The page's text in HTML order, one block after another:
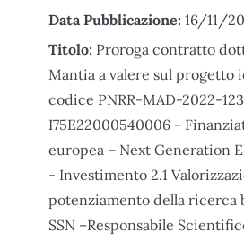
Data Pubblicazione: 16/11/
Titolo: Proroga contratto
Mantia a valere sul progetto
codice PNRR-MAD-2022-
I75E22000540006 -
europea – Next Generation
- Investimento 2.1
potenziamento della ricerca
SSN –Responsabile